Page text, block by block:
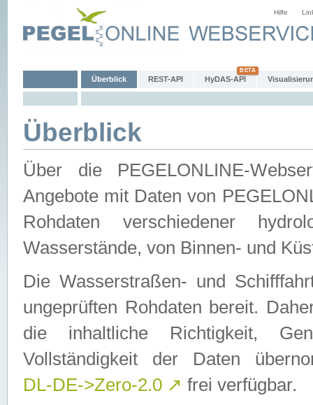
Hilfe
Überblick REST-API HyDAS-API
Überblick
Über die PEGELONLINE-
Angebote mit Daten von
Rohdaten verschiedener
Wasserstände, von Binnen- und
Die Wasserstraßen- und
ungeprüften Rohdaten bereit.
die inhaltliche Richtigkeit,
Vollständigkeit der Daten
DL-DE->Zero-2.0 ↗ frei verfügbar.